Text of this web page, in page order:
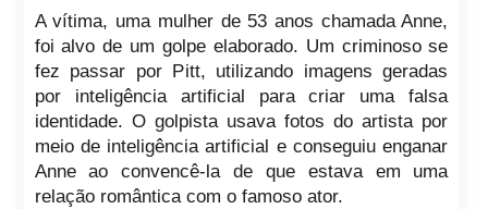
A vítima, uma mulher de 53 anos chamada Anne,
foi alvo de um golpe elaborado. Um criminoso se
fez passar por Pitt, utilizando imagens geradas
por inteligência artificial para criar uma falsa
identidade. O golpista usava fotos do artista por
meio de inteligência artificial e conseguiu enganar
Anne ao convencê-la de que estava em uma
relação romântica com o famoso ator.